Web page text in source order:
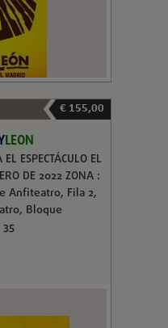
€ 155,00
LEON
ESPECTÁCULO EL
DE 2022 ZONA :
Anfiteatro, Fila 2,
Bloque